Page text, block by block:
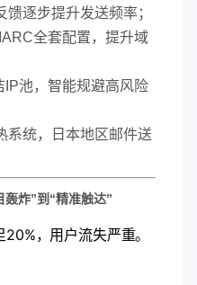
馈逐步提升发送频率；
全套配置，提升域
IP池，智能规避高风险
系统，日本地区邮件送
炸”到“精准触达”​
，用户流失严重。